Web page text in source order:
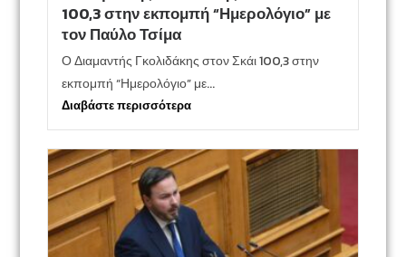
100,3 στην εκπομπή “Ημερολόγιο” με
τον Παύλο Τσίμα
Ο Διαμαντής Γκολιδάκης στον Σκάι 100,3 στην
εκπομπή “Ημερολόγιο” με...
Διαβάστε περισσότερα